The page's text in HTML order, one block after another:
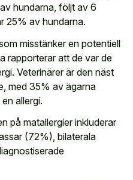
hundarna, följt av 6
25% av hundarna.
misstänker en potentiell
rapporterar att de var de
Veterinärer är den näst
med 35% av ägarna
allergi.
på matallergier inkluderar
(72%), bilaterala